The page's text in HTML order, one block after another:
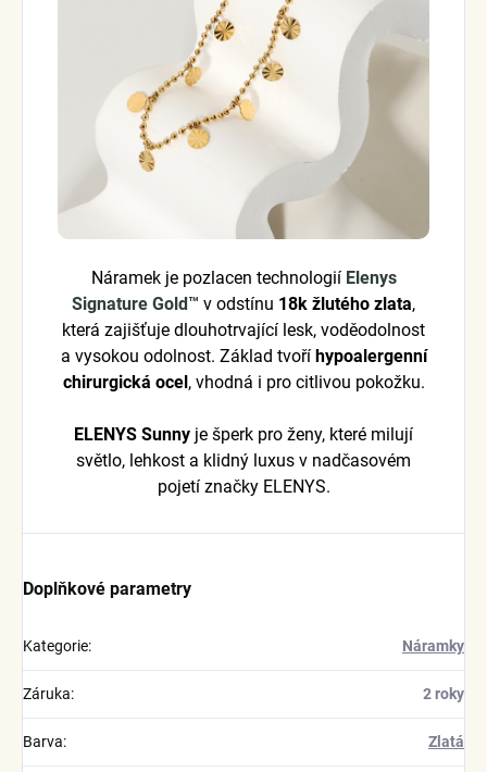
Náramek je pozlacen technologií Elenys
Signature Gold™ v odstínu 18k žlutého zlata,
která zajišťuje dlouhotrvající lesk, voděodolnost
a vysokou odolnost. Základ tvoří hypoalergenní
chirurgická ocel , vhodná i pro citlivou pokožku.
ELENYS Sunny je šperk pro ženy, které milují
světlo, lehkost a klidný luxus v nadčasovém
pojetí značky ELENYS.
Doplňkové parametry
Kategorie: Náramky
Záruka: 2 roky
Barva: Zlatá